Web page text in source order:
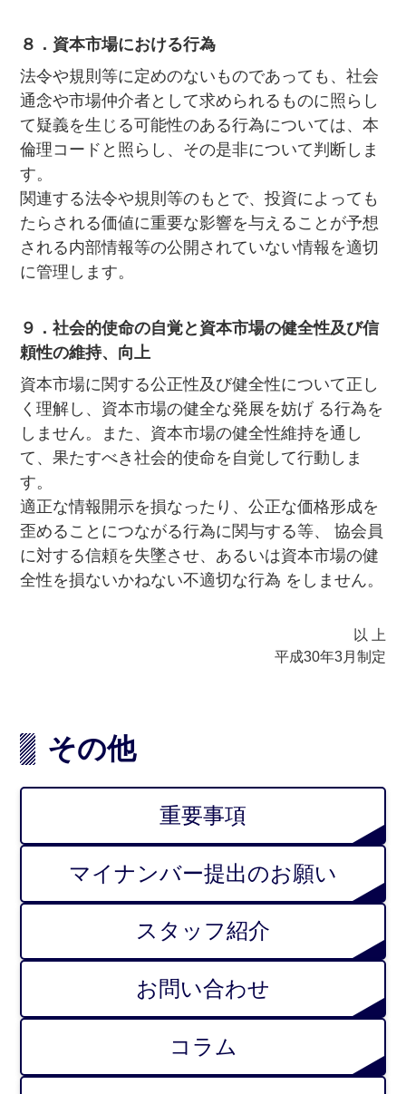
８．資本市場における行為
法令や規則等に定めのないものであっても、社会
通念や市場仲介者として求められるものに照らし
て疑義を生じる可能性のある行為については、本
倫理コードと照らし、その是非について判断しま
す。
関連する法令や規則等のもとで、投資によっても
たらされる価値に重要な影響を与えることが予想
される内部情報等の公開されていない情報を適切
に管理します。
９．社会的使命の自覚と資本市場の健全性及び信
頼性の維持、向上
資本市場に関する公正性及び健全性について正し
く理解し、資本市場の健全な発展を妨げ る行為を
しません。また、資本市場の健全性維持を通し
て、果たすべき社会的使命を自覚して行動しま
す。
適正な情報開示を損なったり、公正な価格形成を
歪めることにつながる行為に関与する等、 協会員
に対する信頼を失墜させ、あるいは資本市場の健
全性を損ないかねない不適切な行為 をしません。
以 上
平成30年3月制定
その他
重要事項
マイナンバー提出のお願い
スタッフ紹介
お問い合わせ
コラム